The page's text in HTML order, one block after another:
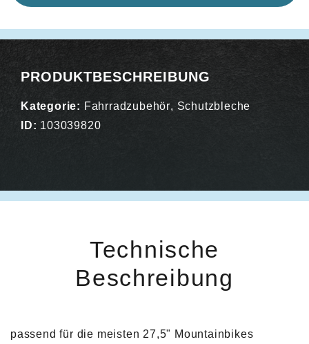
PRODUKTBESCHREIBUNG
Kategorie: Fahrradzubehör, Schutzbleche
ID: 103039820
Technische
Beschreibung
passend für die meisten 27,5" Mountainbikes